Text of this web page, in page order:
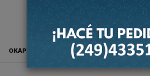
OKAPI VIAJES POLÍTICA POLICIALES